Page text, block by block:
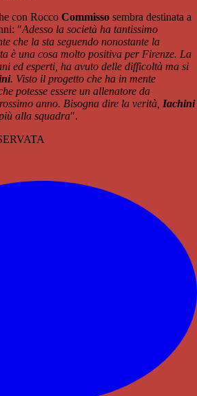
con Rocco Commisso sembra destinata a
"Adesso la società ha tantissimo
che la sta seguendo nonostante la
è una cosa molto positiva per Firenze. La
ed esperti, ha avuto delle difficoltà ma si
. Visto il progetto che ha in mente
potesse essere un allenatore da
anno. Bisogna dire la verità, Iachini
alla squadra".